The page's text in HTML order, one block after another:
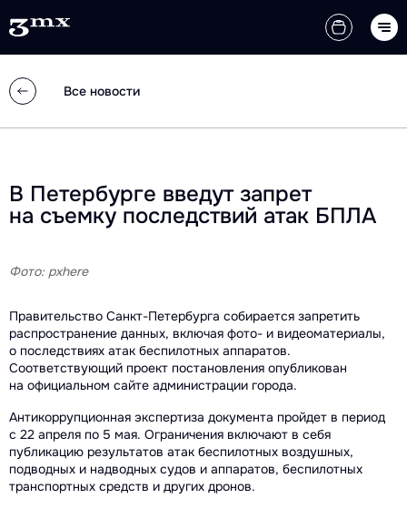
Все новости
В Петербурге введут запрет
на съемку последствий атак БПЛА
Фото: pxhere
Правительство Санкт-Петербурга собирается запретить
распространение данных, включая фото- и видеоматериалы,
о последствиях атак беспилотных аппаратов.
Соответствующий проект постановления опубликован
на официальном сайте администрации города.
Антикоррупционная экспертиза документа пройдет в период
с 22 апреля по 5 мая. Ограничения включают в себя
публикацию результатов атак беспилотных воздушных,
подводных и надводных судов и аппаратов, беспилотных
транспортных средств и других дронов.